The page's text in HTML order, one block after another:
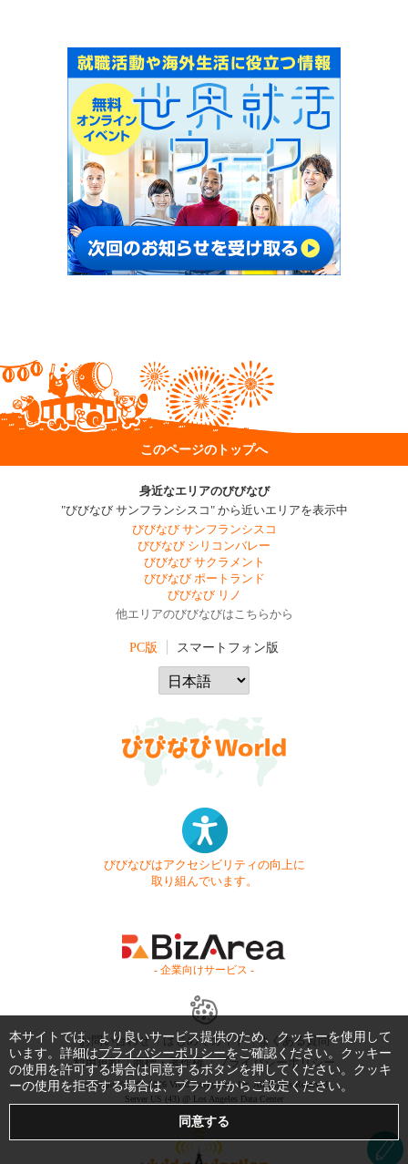
このページのトップへ
身近なエリアのびびなび
"びびなび サンフランシスコ" から近いエリアを表示中
びびなび サンフランシスコ
びびなび シリコンバレー
びびなび サクラメント
びびなび ポートランド
びびなび リノ
他エリアのびびなびはこちらから
PC版 スマートフォン版
びびなびはアクセシビリティの向上に
取り組んでいます。
- 企業向けサービス -
お問い合わせ はじめてガイド
よくある質問
利用規約
商標・著作権 プライバシーポリシー
Copyright © 1999-2026 Vivid Navigation, Inc. All Rights Reserved.
Server US (43) @ Los Angeles Data Center
本サイトでは、より良いサービス提供のため、クッキーを使用して
います。詳細はプライバシーポリシーをご確認ください。クッキー
の使用を許可する場合は同意するボタンを押してください。クッキ
ーの使用を拒否する場合は、ブラウザからご設定ください。